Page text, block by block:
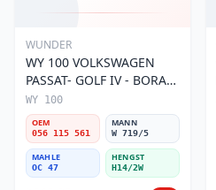
WUNDER
WY 100 VOLKSWAGEN
PASSAT- GOLF IV - BORA
056 115 561 Yağ Filtresi
WY 100
OEM
056 115 561
MANN
W 719/5
MAHLE
OC 47
HENGST
H14/2W